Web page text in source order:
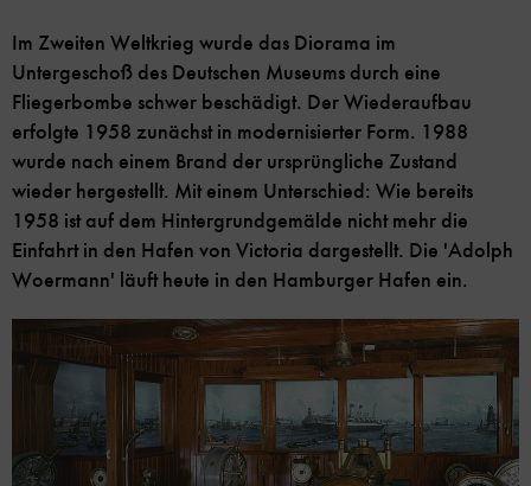
Im Zweiten Weltkrieg wurde das Diorama im
Untergeschoß des Deutschen Museums durch eine
Fliegerbombe schwer beschädigt. Der Wiederaufbau
erfolgte 1958 zunächst in modernisierter Form. 1988
wurde nach einem Brand der ursprüngliche Zustand
wieder hergestellt. Mit einem Unterschied: Wie bereits
1958 ist auf dem Hintergrundgemälde nicht mehr die
Einfahrt in den Hafen von Victoria dargestellt. Die 'Adolph
Woermann' läuft heute in den Hamburger Hafen ein.